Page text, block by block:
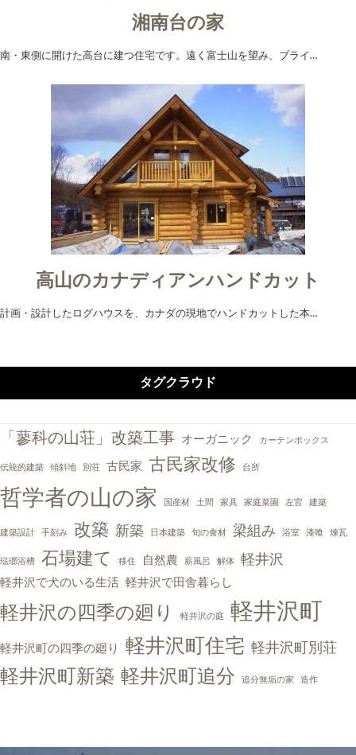
湘南台の家
南・東側に開けた高台に建つ住宅です。遠く富士山を望み、プライ…
高山のカナディアンハンドカット
計画・設計したログハウスを、カナダの現地でハンドカットした本…
タグクラウド
「蓼科の山荘」改築工事 オーガニック カーテンボックス
伝統的建築 傾斜地 別荘 古民家 古民家改修 台所
哲学者の山の家 国産材 土間 家具 家庭菜園 左官 建築
建築設計 手刻み 改築 新築 日本建築 旬の食材 梁組み 浴室 漆喰 煉瓦
琺瑯浴槽 石場建て 移住 自然農 薪風呂 解体 軽井沢
軽井沢で犬のいる生活 軽井沢で田舎暮らし
軽井沢の四季の廻り 軽井沢の庭 軽井沢町
軽井沢町の四季の廻り 軽井沢町住宅 軽井沢町別荘
軽井沢町新築 軽井沢町追分 追分無垢の家 造作